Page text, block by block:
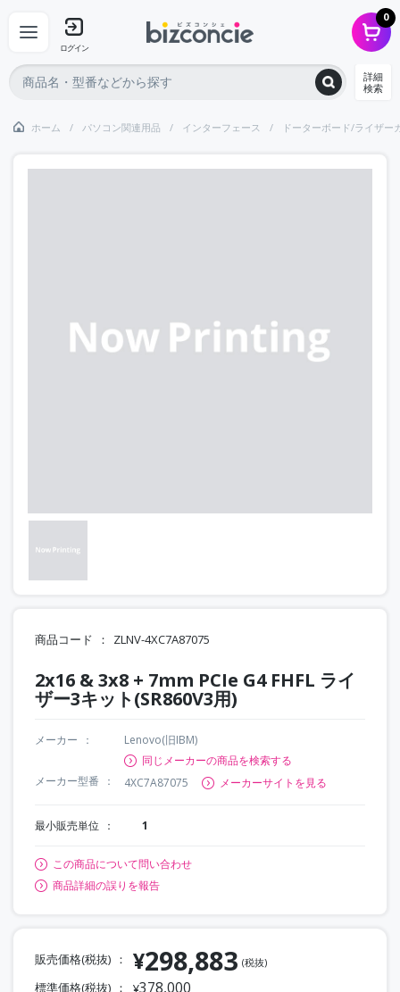
ログイン
0
詳細
検索
ホーム パソコン関連用品 インターフェース ドーターボード/ライザー
商品コード ZLNV-4XC7A87075
2x16 & 3x8 + 7mm PCIe G4 FHFL ライ
ザー3キット(SR860V3用)
メーカー
Lenovo(旧IBM)
同じメーカーの商品を検索する
メーカー型番
4XC7A87075 メーカーサイトを見る
最小販売単位 1
この商品について問い合わせ
商品詳細の誤りを報告
販売価格(税抜) ¥298,883 (税抜)
標準価格(税抜) ¥378,000